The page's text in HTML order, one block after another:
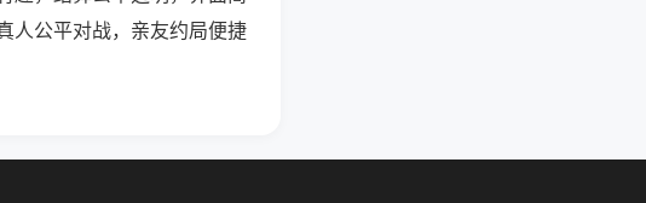
人公平对战，亲友约局便捷